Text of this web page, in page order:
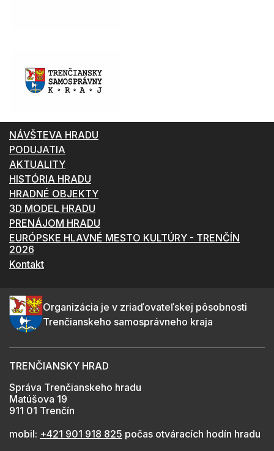
NÁVŠTEVA HRADU
PODUJATIA
AKTUALITY
HISTÓRIA HRADU
HRADNÉ OBJEKTY
3D MODEL HRADU
PRENÁJOM HRADU
EURÓPSKE HLAVNÉ MESTO KULTÚRY - TRENČÍN
2026
Kontakt
Organizácia je v zriaďovateľskej pôsobnosti
Trenčianskeho samosprávneho kraja
TRENČIANSKY HRAD
Správa Trenčianskeho hradu
Matúšova 19
911 01 Trenčín
mobil: +421 901 918 825 počas otváracích hodín hradu